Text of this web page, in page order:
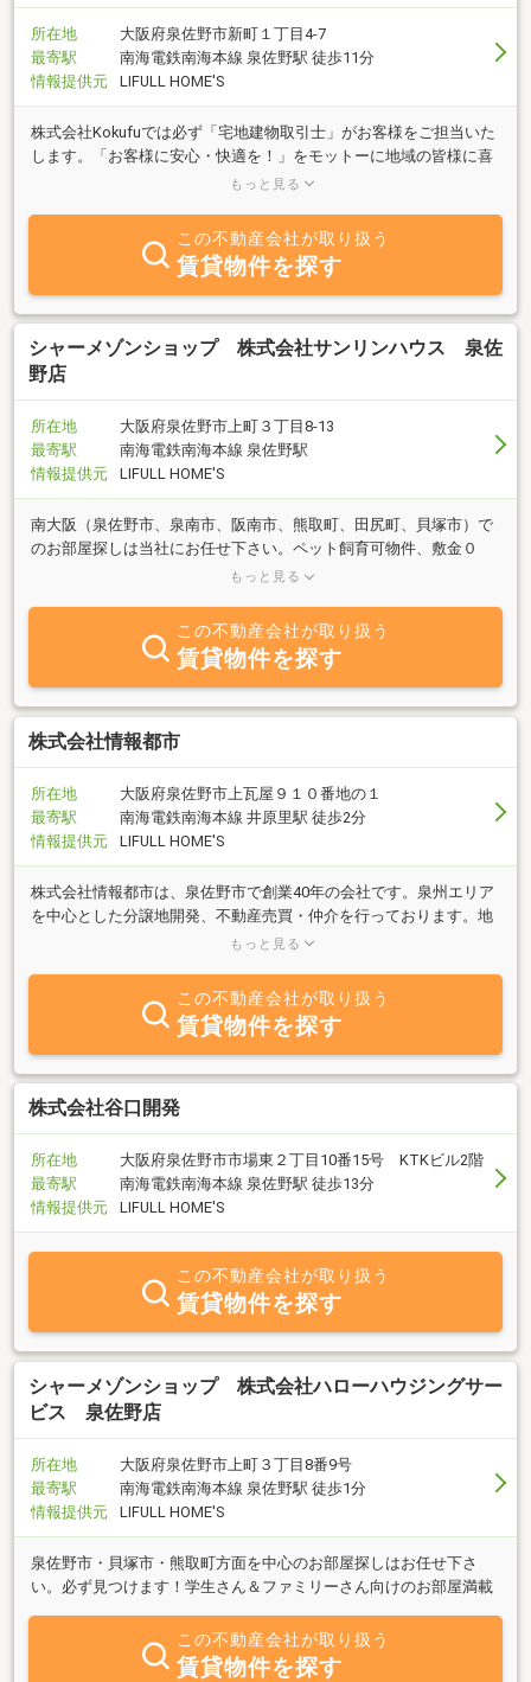
所在地
大阪府泉佐野市新町１丁目4-7
最寄駅
南海電鉄南海本線 泉佐野駅 徒歩11分
情報提供元
LIFULL HOME'S
株式会社Kokufuでは必ず「宅地建物取引士」がお客様をご担当いた
します。「お客様に安心・快適を！」をモットーに地域の皆様に喜
ばれる会社となれるよう励んでいます。不動産のことなら何でもご
もっと見る
この不動産会社が取り扱う
賃貸物件を探す
シャーメゾンショップ 株式会社サンリンハウス 泉佐
野店
所在地
大阪府泉佐野市上町３丁目8-13
最寄駅
南海電鉄南海本線 泉佐野駅
情報提供元
LIFULL HOME'S
南大阪（泉佐野市、泉南市、阪南市、熊取町、田尻町、貝塚市）で
のお部屋探しは当社にお任せ下さい。ペット飼育可物件、敷金０
円、礼金０円物件、保証人不要物件、地域密着だからこそ出来るお
もっと見る
この不動産会社が取り扱う
賃貸物件を探す
株式会社情報都市
所在地
大阪府泉佐野市上瓦屋９１０番地の１
最寄駅
南海電鉄南海本線 井原里駅 徒歩2分
情報提供元
LIFULL HOME'S
株式会社情報都市は、泉佐野市で創業40年の会社です。泉州エリア
を中心とした分譲地開発、不動産売買・仲介を行っております。地
域に根差したサービスをこれからも行ってまいりますのでよろしく
もっと見る
この不動産会社が取り扱う
賃貸物件を探す
株式会社谷口開発
所在地
大阪府泉佐野市市場東２丁目10番15号 KTKビル2階
最寄駅
南海電鉄南海本線 泉佐野駅 徒歩13分
情報提供元
LIFULL HOME'S
この不動産会社が取り扱う
賃貸物件を探す
シャーメゾンショップ 株式会社ハローハウジングサー
ビス 泉佐野店
所在地
大阪府泉佐野市上町３丁目8番9号
最寄駅
南海電鉄南海本線 泉佐野駅 徒歩1分
情報提供元
LIFULL HOME'S
泉佐野市・貝塚市・熊取町方面を中心のお部屋探しはお任せ下さ
い。必ず見つけます！学生さん＆ファミリーさん向けのお部屋満載
この不動産会社が取り扱う
賃貸物件を探す